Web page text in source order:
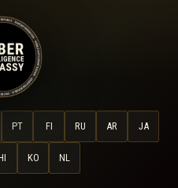
PT FI RU AR JA
KO NL